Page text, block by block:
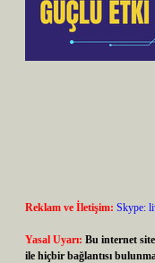
Reklam ve İletişim: Skype:
Yasal Uyarı: Bu internet
ile hiçbir bağlantısı